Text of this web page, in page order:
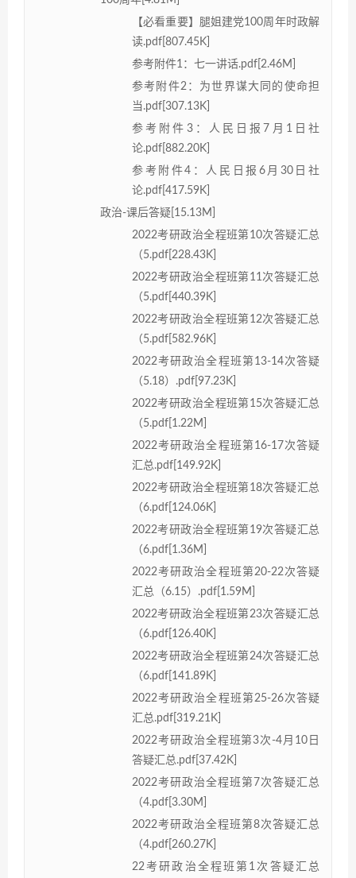
【必看重要】腿姐建党100周年时政解
读.pdf[807.45K]
参考附件1：七一讲话.pdf[2.46M]
参考附件2：为世界谋大同的使命担
当.pdf[307.13K]
参考附件3：人民日报7月1日社
论.pdf[882.20K]
参考附件4：人民日报6月30日社
论.pdf[417.59K]
政治-课后答疑[15.13M]
2022考研政治全程班第10次答疑汇总
（5.pdf[228.43K]
2022考研政治全程班第11次答疑汇总
（5.pdf[440.39K]
2022考研政治全程班第12次答疑汇总
（5.pdf[582.96K]
2022考研政治全程班第13-14次答疑
（5.18）.pdf[97.23K]
2022考研政治全程班第15次答疑汇总
（5.pdf[1.22M]
2022考研政治全程班第16-17次答疑
汇总.pdf[149.92K]
2022考研政治全程班第18次答疑汇总
（6.pdf[124.06K]
2022考研政治全程班第19次答疑汇总
（6.pdf[1.36M]
2022考研政治全程班第20-22次答疑
汇总（6.15）.pdf[1.59M]
2022考研政治全程班第23次答疑汇总
（6.pdf[126.40K]
2022考研政治全程班第24次答疑汇总
（6.pdf[141.89K]
2022考研政治全程班第25-26次答疑
汇总.pdf[319.21K]
2022考研政治全程班第3次-4月10日
答疑汇总.pdf[37.42K]
2022考研政治全程班第7次答疑汇总
（4.pdf[3.30M]
2022考研政治全程班第8次答疑汇总
（4.pdf[260.27K]
22考研政治全程班第1次答疑汇总